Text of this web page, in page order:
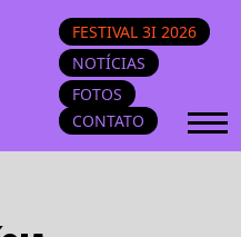
FESTIVAL 3I 2026
NOTÍCIAS
FOTOS
CONTATO